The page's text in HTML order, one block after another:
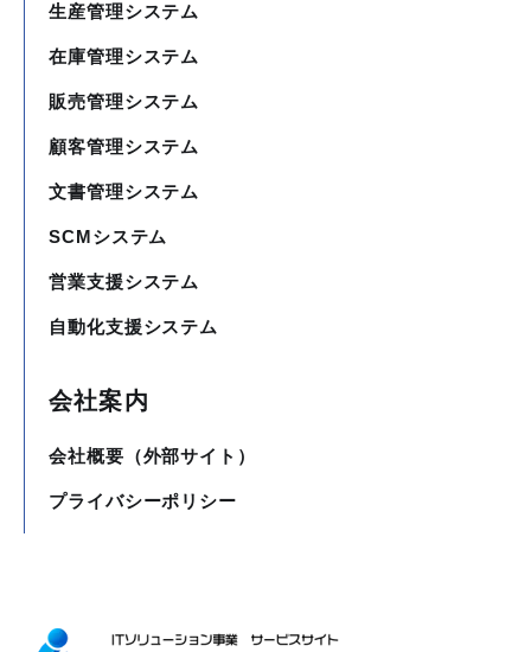
生産管理システム
在庫管理システム
販売管理システム
顧客管理システム
文書管理システム
SCMシステム
営業支援システム
自動化支援システム
会社案内
会社概要（外部サイト）
プライバシーポリシー